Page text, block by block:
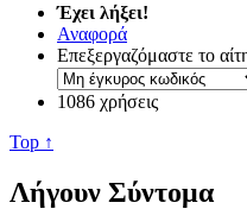
Έχει λήξει!
Αναφορά
Επεξεργαζόμαστε το
1086 χρήσεις
Top ↑
Λήγουν Σύντομα